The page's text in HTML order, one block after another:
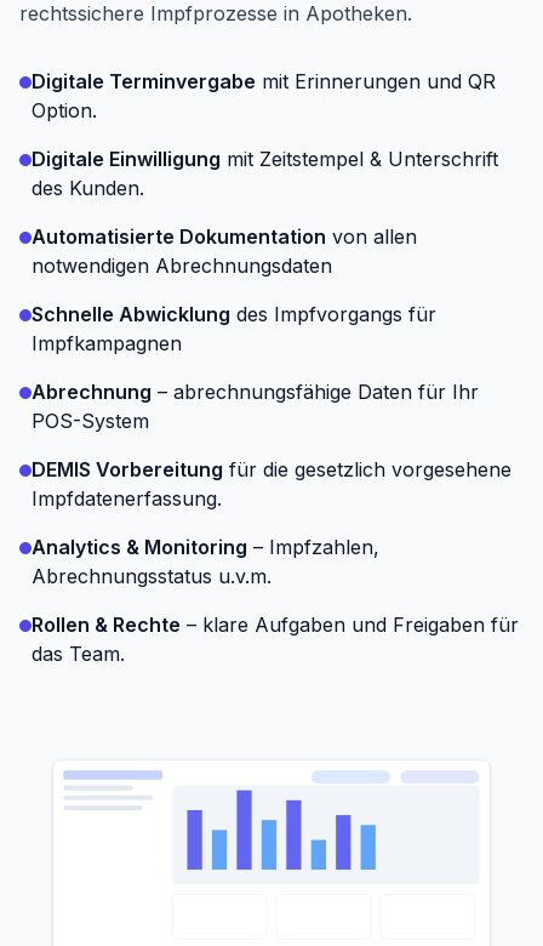
rechtssichere Impfprozesse in Apotheken.
Digitale Terminvergabe mit Erinnerungen und QR
Option.
Digitale Einwilligung mit Zeitstempel & Unterschrift
des Kunden.
Automatisierte Dokumentation von allen
notwendigen Abrechnungsdaten
Schnelle Abwicklung des Impfvorgangs für
Impfkampagnen
Abrechnung – abrechnungsfähige Daten für Ihr
POS-System
DEMIS Vorbereitung für die gesetzlich vorgesehene
Impfdatenerfassung.
Analytics & Monitoring – Impfzahlen,
Abrechnungsstatus u.v.m.
Rollen & Rechte – klare Aufgaben und Freigaben für
das Team.